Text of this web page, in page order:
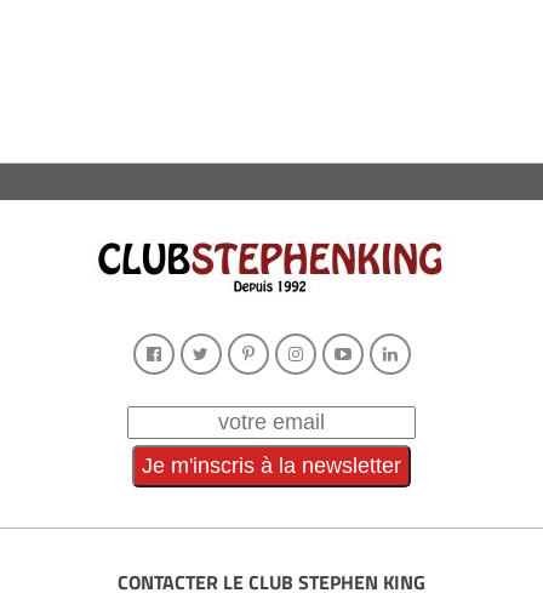
CONTACTER LE CLUB STEPHEN KING